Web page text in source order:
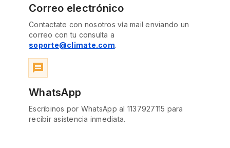
Correo electrónico
Contactate con nosotros vía mail enviando un
correo con tu consulta a
soporte@climate.com.
message
WhatsApp
Escribinos por WhatsApp al 1137927115 para
recibir asistencia inmediata.